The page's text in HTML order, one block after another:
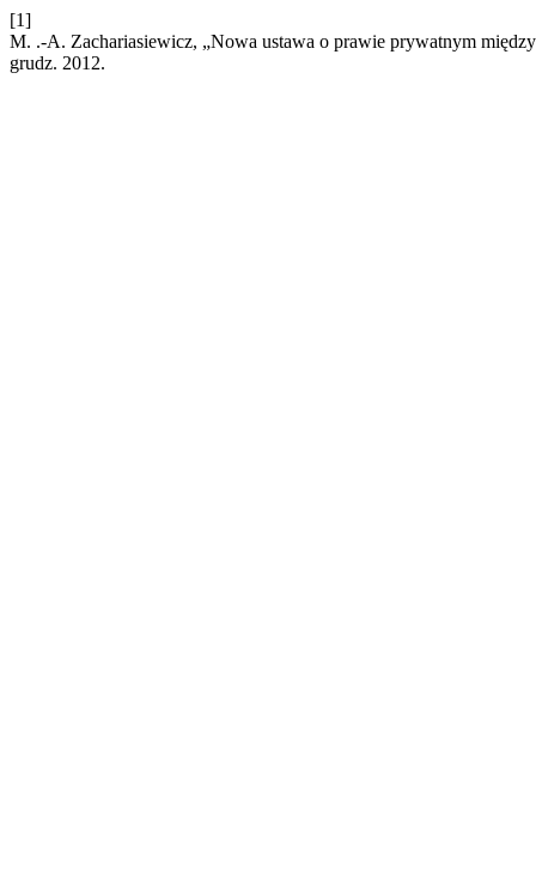
[1]
M. .-A. Zachariasiewicz, „Nowa ustawa o prawie prywatnym
grudz. 2012.